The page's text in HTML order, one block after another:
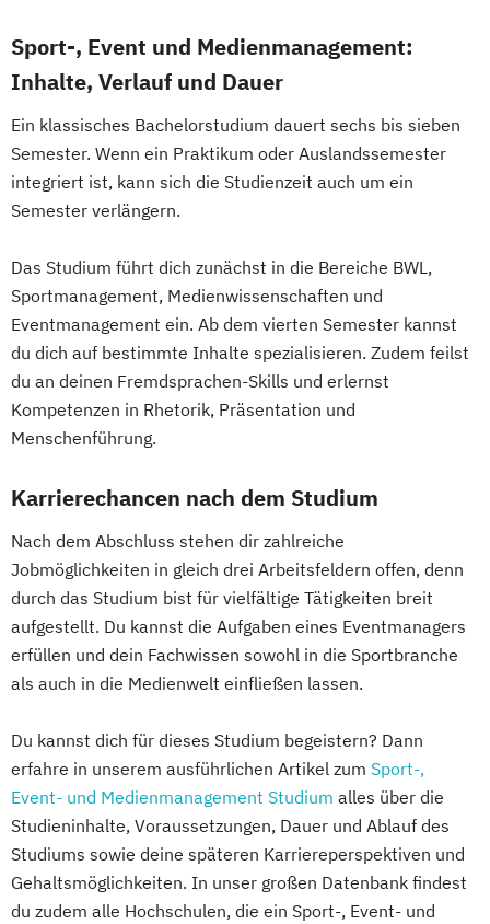
Sport-, Event und Medienmanagement:
Inhalte, Verlauf und Dauer
Ein klassisches Bachelorstudium dauert sechs bis sieben
Semester. Wenn ein Praktikum oder Auslandssemester
integriert ist, kann sich die Studienzeit auch um ein
Semester verlängern.
Das Studium führt dich zunächst in die Bereiche BWL,
Sportmanagement, Medienwissenschaften und
Eventmanagement ein. Ab dem vierten Semester kannst
du dich auf bestimmte Inhalte spezialisieren. Zudem feilst
du an deinen Fremdsprachen-Skills und erlernst
Kompetenzen in Rhetorik, Präsentation und
Menschenführung.
Karrierechancen nach dem Studium
Nach dem Abschluss stehen dir zahlreiche
Jobmöglichkeiten in gleich drei Arbeitsfeldern offen, denn
durch das Studium bist für vielfältige Tätigkeiten breit
aufgestellt. Du kannst die Aufgaben eines Eventmanagers
erfüllen und dein Fachwissen sowohl in die Sportbranche
als auch in die Medienwelt einfließen lassen.
Du kannst dich für dieses Studium begeistern? Dann
erfahre in unserem ausführlichen Artikel zum Sport-,
Event- und Medienmanagement Studium alles über die
Studieninhalte, Voraussetzungen, Dauer und Ablauf des
Studiums sowie deine späteren Karriereperspektiven und
Gehaltsmöglichkeiten. In unser großen Datenbank findest
du zudem alle Hochschulen, die ein Sport-, Event- und